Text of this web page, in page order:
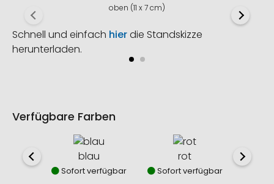
oben (11 x 7 cm)
Schnell und einfach hierdie Standskizze
herunterladen.
Verfügbare Farben
blau
Sofort verfügbar
rot
Sofort verfügbar